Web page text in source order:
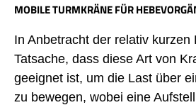
MOBILE TURMKRÄNE FÜR
In Anbetracht der relativ kurzen
Tatsache, dass diese Art von
geeignet ist, um die Last über
zu bewegen, wobei eine